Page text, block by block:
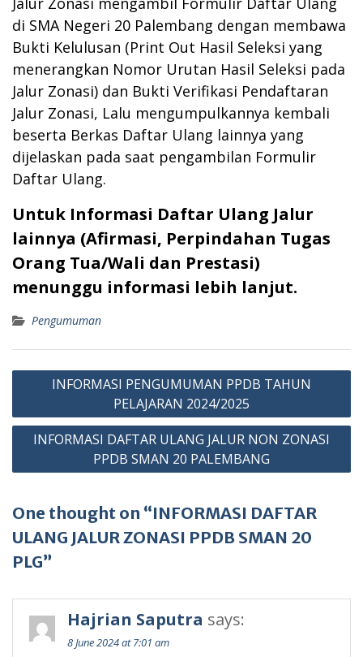
di SMA Negeri 20 Palembang dengan membawa
Bukti Kelulusan (Print Out Hasil Seleksi yang
menerangkan Nomor Urutan Hasil Seleksi pada
Jalur Zonasi) dan Bukti Verifikasi Pendaftaran
Jalur Zonasi, Lalu mengumpulkannya kembali
beserta Berkas Daftar Ulang lainnya yang
dijelaskan pada saat pengambilan Formulir
Daftar Ulang.
Untuk Informasi Daftar Ulang Jalur
lainnya (Afirmasi, Perpindahan Tugas
Orang Tua/Wali dan Prestasi)
menunggu informasi lebih lanjut.
Pengumuman
Post
INFORMASI PENGUMUMAN PPDB TAHUN
PELAJARAN 2024/2025
INFORMASI DAFTAR ULANG JALUR NON ZONASI
PPDB SMAN 20 PALEMBANG
One thought on “INFORMASI DAFTAR
ULANG JALUR ZONASI PPDB SMAN 20
PLG”
Hajrian Saputra says:
8 June 2024 at 7:01 am